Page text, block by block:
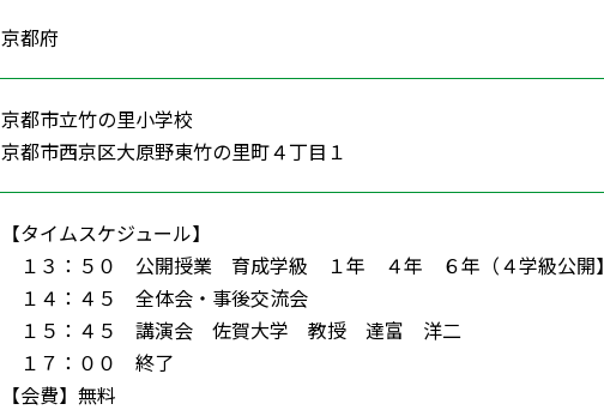
京都府
京都市立竹の里小学校
京都市西京区大原野東竹の里町４丁目１
【タイムスケジュール】
１３：５０ 公開授業 育成学級 １年 ４年 ６年（４学級公開】
１４：４５ 全体会・事後交流会
１５：４５ 講演会 佐賀大学 教授 達富 洋二
１７：００ 終了
【会費】無料